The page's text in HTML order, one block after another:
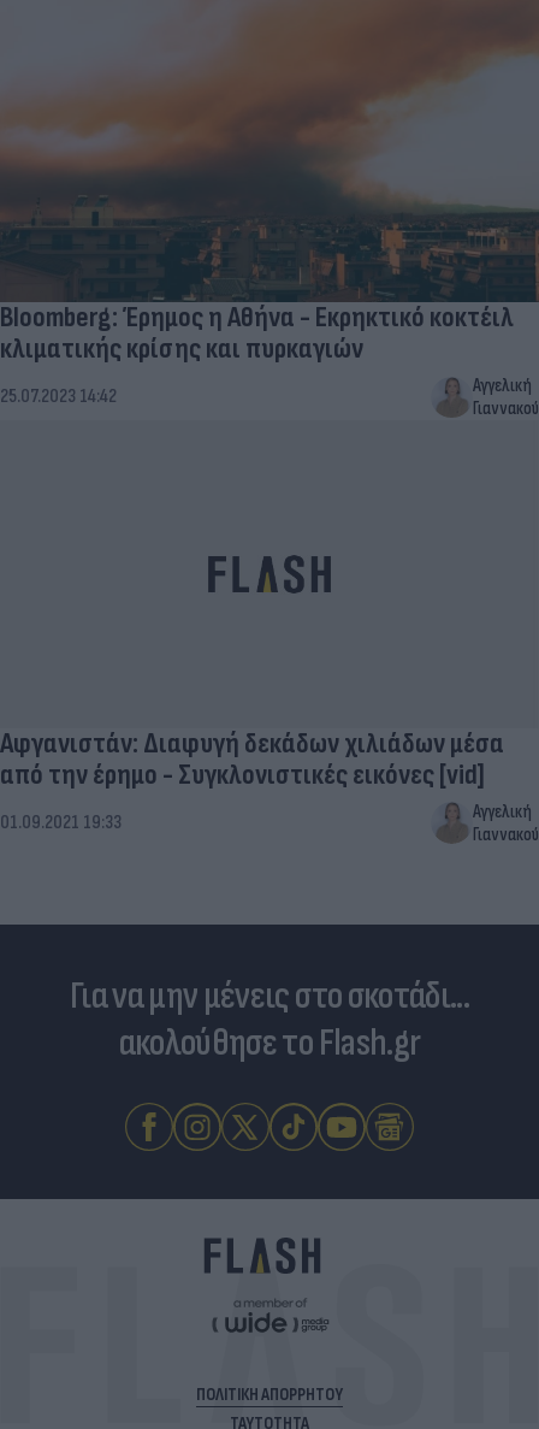
Bloomberg: Έρημος η Αθήνα - Εκρηκτικό κοκτέιλ
κλιματικής κρίσης και πυρκαγιών
25.07.2023 14:42
Αγγελική
Γιαννακού
Αφγανιστάν: Διαφυγή δεκάδων χιλιάδων μέσα
από την έρημο - Συγκλονιστικές εικόνες [vid]
01.09.2021 19:33
Αγγελική
Γιαννακού
Για να μην μένεις στο σκοτάδι...
ακολούθησε το Flash.gr
ΠΟΛΙΤΙΚΗ ΑΠΟΡΡΗΤΟΥ
ΤΑΥΤΟΤΗΤΑ